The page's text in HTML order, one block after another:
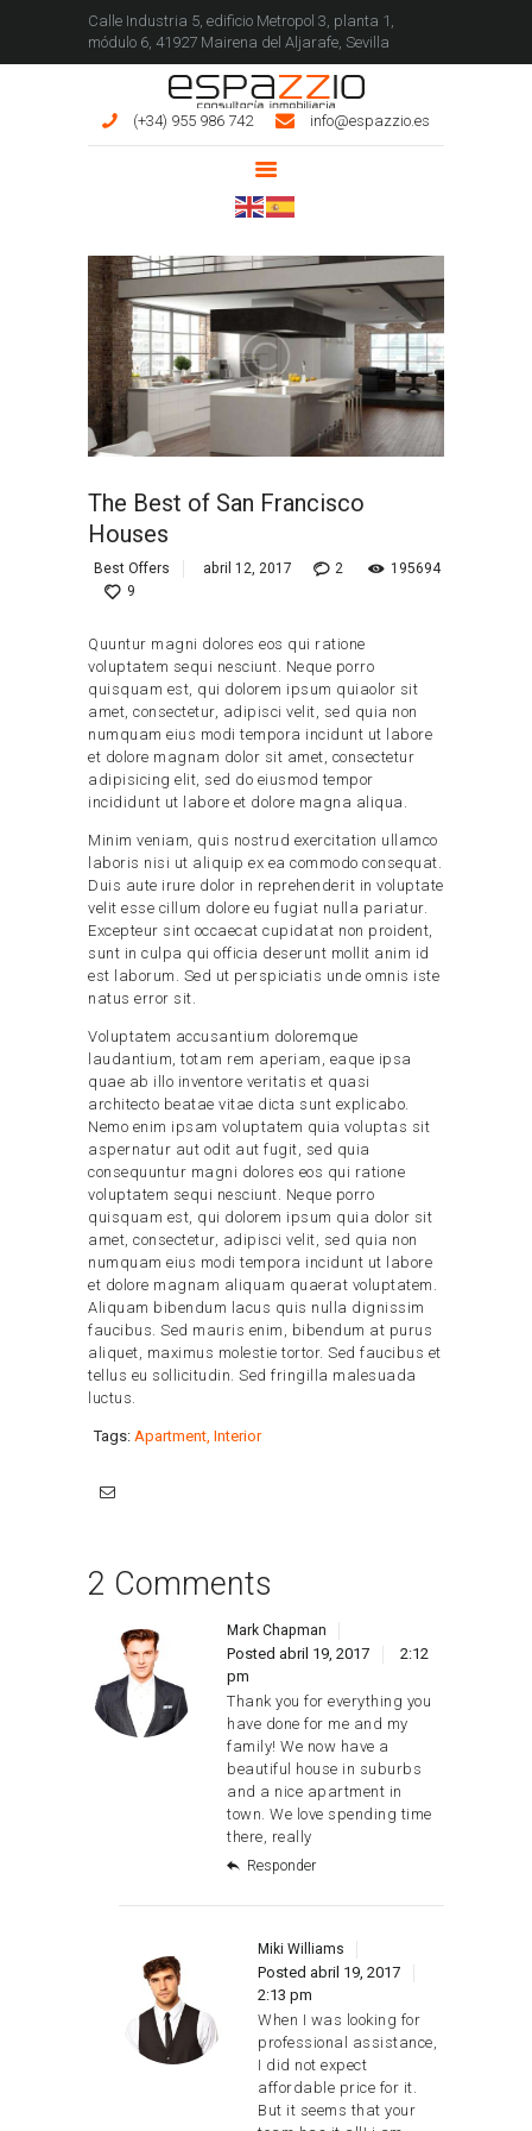
Calle Industria 5, edificio Metropol 3, planta 1,
módulo 6, 41927 Mairena del Aljarafe, Sevilla
(+34) 955 986 742 info@espazzio.es
ESPAZZIO INMOBILIARIA
INICIO
SERVICIOS
CONTACTO
The Best of San Francisco
Houses
Best Offers abril 12, 2017 2
195694
9
Quuntur magni dolores eos qui ratione
voluptatem sequi nesciunt. Neque porro
quisquam est, qui dolorem ipsum quiaolor sit
amet, consectetur, adipisci velit, sed quia non
numquam eius modi tempora incidunt ut labore
et dolore magnam dolor sit amet, consectetur
adipisicing elit, sed do eiusmod tempor
incididunt ut labore et dolore magna aliqua.
Minim veniam, quis nostrud exercitation ullamco
laboris nisi ut aliquip ex ea commodo consequat.
Duis aute irure dolor in reprehenderit in voluptate
velit esse cillum dolore eu fugiat nulla pariatur.
Excepteur sint occaecat cupidatat non proident,
sunt in culpa qui officia deserunt mollit anim id
est laborum. Sed ut perspiciatis unde omnis iste
natus error sit.
Voluptatem accusantium doloremque
laudantium, totam rem aperiam, eaque ipsa
quae ab illo inventore veritatis et quasi
architecto beatae vitae dicta sunt explicabo.
Nemo enim ipsam voluptatem quia voluptas sit
aspernatur aut odit aut fugit, sed quia
consequuntur magni dolores eos qui ratione
voluptatem sequi nesciunt. Neque porro
quisquam est, qui dolorem ipsum quia dolor sit
amet, consectetur, adipisci velit, sed quia non
numquam eius modi tempora incidunt ut labore
et dolore magnam aliquam quaerat voluptatem.
Aliquam bibendum lacus quis nulla dignissim
faucibus. Sed mauris enim, bibendum at purus
aliquet, maximus molestie tortor. Sed faucibus et
tellus eu sollicitudin. Sed fringilla malesuada
luctus.
Tags: Apartment Interior
2 Comments
Mark Chapman
Posted abril 19, 2017
2:12
pm
Thank you for everything you
have done for me and my
family! We now have a
beautiful house in suburbs
and a nice apartment in
town. We love spending time
there, really
Responder
Miki Williams
Posted abril 19, 2017
2:13 pm
When I was looking for
professional assistance,
I did not expect
affordable price for it.
But it seems that your